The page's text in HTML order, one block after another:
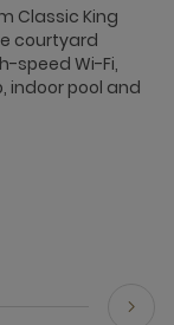
Classic King
courtyard
speed Wi-Fi,
indoor pool and